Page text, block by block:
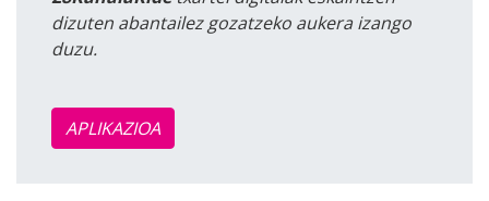
dizuten abantailez gozatzeko aukera izango
duzu.
APLIKAZIOA